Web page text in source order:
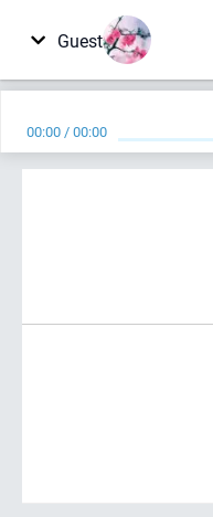
Guest
00:00 /00:00